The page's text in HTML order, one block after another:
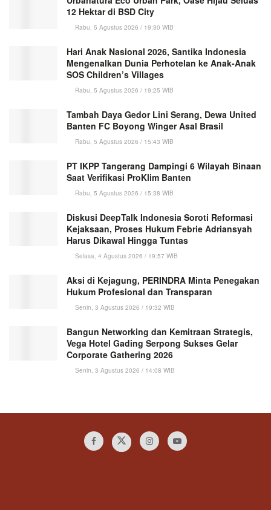
12 Hektar di BSD City
Rabu, 5 Agustus 2026 / 19:30 WIB
Hari Anak Nasional 2026, Santika Indonesia
Mengenalkan Dunia Perhotelan ke Anak-Anak
SOS Children’s Villages
Rabu, 5 Agustus 2026 / 19:25 WIB
Tambah Daya Gedor Lini Serang, Dewa United
Banten FC Boyong Winger Asal Brasil
Rabu, 5 Agustus 2026 / 15:43 WIB
PT IKPP Tangerang Dampingi 6 Wilayah Binaan
Saat Verifikasi ProKlim Banten
Rabu, 5 Agustus 2026 / 15:38 WIB
Diskusi DeepTalk Indonesia Soroti Reformasi
Kejaksaan, Proses Hukum Febrie Adriansyah
Harus Dikawal Hingga Tuntas
Selasa, 4 Agustus 2026 / 19:57 WIB
Aksi di Kejagung, PERINDRA Minta Penegakan
Hukum Profesional dan Transparan
Senin, 3 Agustus 2026 / 19:32 WIB
Bangun Networking dan Kemitraan Strategis,
Vega Hotel Gading Serpong Sukses Gelar
Corporate Gathering 2026
Senin, 3 Agustus 2026 / 14:08 WIB